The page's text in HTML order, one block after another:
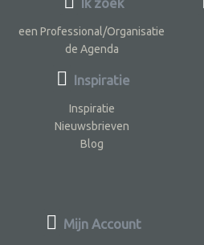
een Professional/Organisatie
de Agenda
Inspiratie
Inspiratie
Nieuwsbrieven
Blog
Mijn Account